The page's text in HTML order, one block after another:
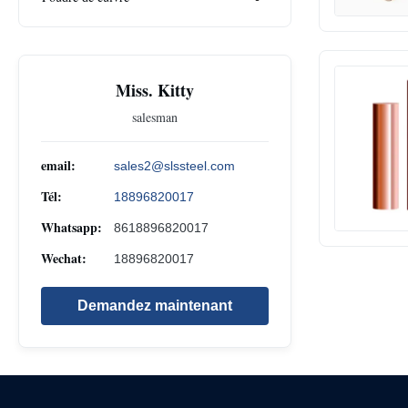
Miss. Kitty
salesman
email: sales2@slssteel.com
Tél: 18896820017
Whatsapp: 8618896820017
Wechat: 18896820017
Demandez maintenant